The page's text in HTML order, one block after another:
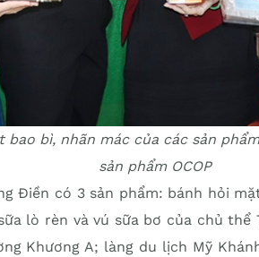
bao bì, nhãn mác của các sản
sản phẩm OCOP
Điền có 3 sản phẩm: bánh hỏi
lò rèn và vú sữa bơ của chủ thể
Khương A; làng du lịch Mỹ